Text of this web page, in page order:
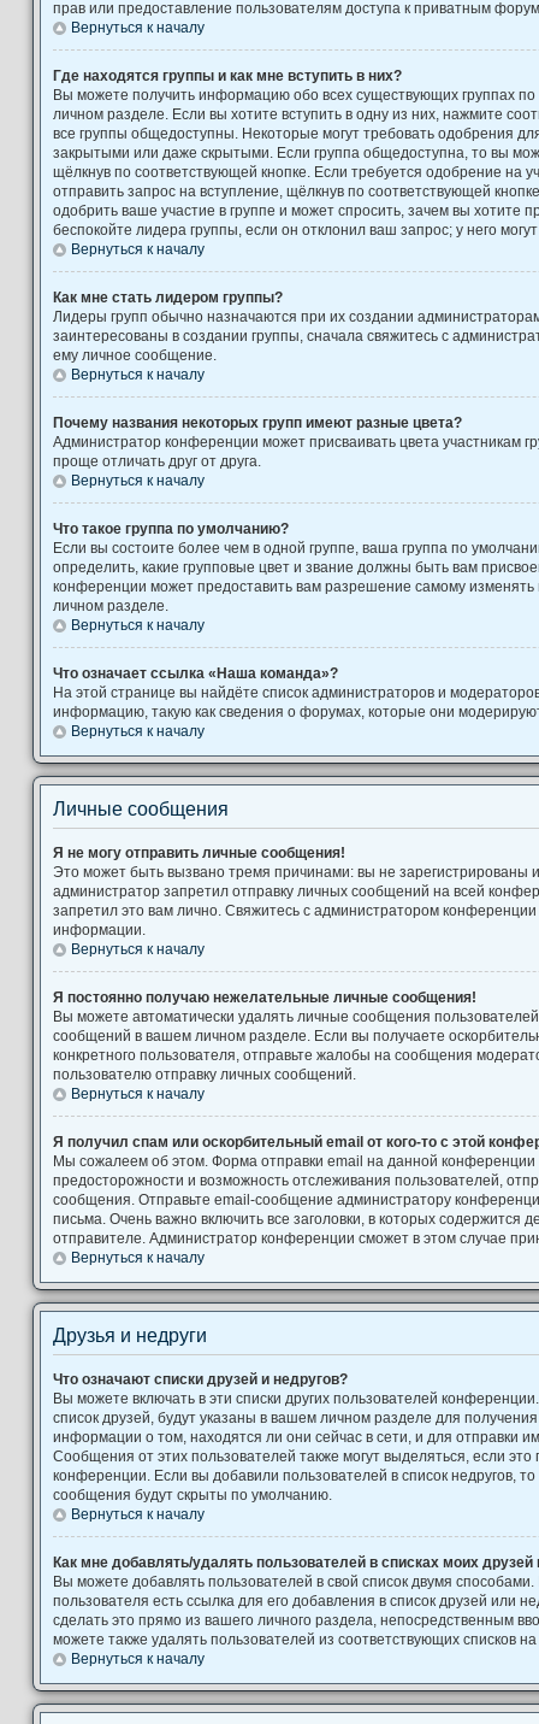
прав или предоставление пользователям доступа к приватным
Вернуться к началу
Где находятся группы и как мне вступить в них?
Вы можете получить информацию обо всех существующих группах
личном разделе. Если вы хотите вступить в одну из них, нажмите
все группы общедоступны. Некоторые могут требовать одобрения
закрытыми или даже скрытыми. Если группа общедоступна, то вы
щёлкнув по соответствующей кнопке. Если требуется одобрение на
отправить запрос на вступление, щёлкнув по соответствующей
одобрить ваше участие в группе и может спросить, зачем вы хотите
беспокойте лидера группы, если он отклонил ваш запрос; у него
Вернуться к началу
Как мне стать лидером группы?
Лидеры групп обычно назначаются при их создании
заинтересованы в создании группы, сначала свяжитесь с
ему личное сообщение.
Вернуться к началу
Почему названия некоторых групп имеют разные цвета?
Администратор конференции может присваивать цвета участникам
проще отличать друг от друга.
Вернуться к началу
Что такое группа по умолчанию?
Если вы состоите более чем в одной группе, ваша группа по
определить, какие групповые цвет и звание должны быть вам
конференции может предоставить вам разрешение самому изменять
личном разделе.
Вернуться к началу
Что означает ссылка «Наша команда»?
На этой странице вы найдёте список администраторов и
информацию, такую как сведения о форумах, которые они
Вернуться к началу
Личные сообщения
Я не могу отправить личные сообщения!
Это может быть вызвано тремя причинами: вы не
администратор запретил отправку личных сообщений на всей
запретил это вам лично. Свяжитесь с администратором
информации.
Вернуться к началу
Я постоянно получаю нежелательные личные сообщения!
Вы можете автоматически удалять личные сообщения
сообщений в вашем личном разделе. Если вы получаете
конкретного пользователя, отправьте жалобы на сообщения
пользователю отправку личных сообщений.
Вернуться к началу
Я получил спам или оскорбительный email от кого-то с этой
Мы сожалеем об этом. Форма отправки email на данной
предосторожности и возможность отслеживания пользователей,
сообщения. Отправьте email-сообщение администратору
письма. Очень важно включить все заголовки, в которых содержится
отправителе. Администратор конференции сможет в этом случае
Вернуться к началу
Друзья и недруги
Что означают списки друзей и недругов?
Вы можете включать в эти списки других пользователей
список друзей, будут указаны в вашем личном разделе для
информации о том, находятся ли они сейчас в сети, и для отправки
Сообщения от этих пользователей также могут выделяться, если
конференции. Если вы добавили пользователей в список недругов,
сообщения будут скрыты по умолчанию.
Вернуться к началу
Как мне добавлять/удалять пользователей в списках моих друзей
Вы можете добавлять пользователей в свой список двумя
пользователя есть ссылка для его добавления в список друзей или
сделать это прямо из вашего личного раздела, непосредственным
можете также удалять пользователей из соответствующих списков
Вернуться к началу